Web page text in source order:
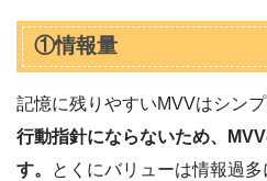
①情報量
記憶に残りやすいMVVはシン
行動指針にならないため、
す。
とくにバリューは情報過